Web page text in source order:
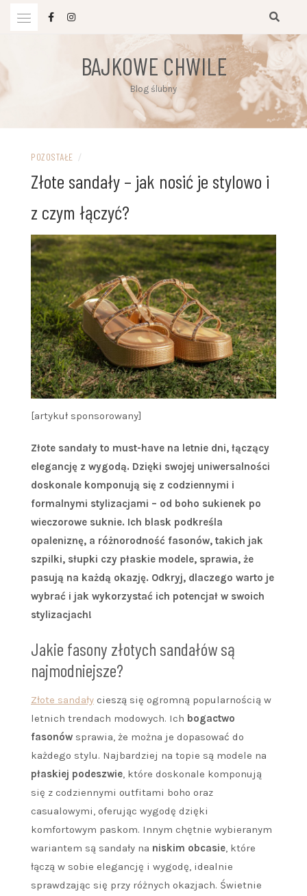
BAJKOWE CHWILE
Blog ślubny
POZOSTAŁE /
Złote sandały – jak nosić je stylowo i
z czym łączyć?
[artykuł sponsorowany]
Złote sandały to must-have na letnie dni, łączący
elegancję z wygodą. Dzięki swojej uniwersalności
doskonale komponują się z codziennymi i
formalnymi stylizacjami – od boho sukienek po
wieczorowe suknie. Ich blask podkreśla
opaleniznę, a różnorodność fasonów, takich jak
szpilki, słupki czy płaskie modele, sprawia, że
pasują na każdą okazję. Odkryj, dlaczego warto je
wybrać i jak wykorzystać ich potencjał w swoich
stylizacjach!
Jakie fasony złotych sandałów są
najmodniejsze?
Złote sandały cieszą się ogromną popularnością w
letnich trendach modowych. Ich bogactwo
fasonów sprawia, że można je dopasować do
każdego stylu. Najbardziej na topie są modele na
płaskiej podeszwie, które doskonale komponują
się z codziennymi outfitami boho oraz
casualowymi, oferując wygodę dzięki
komfortowym paskom. Innym chętnie wybieranym
wariantem są sandały na niskim obcasie, które
łączą w sobie elegancję i wygodę, idealnie
sprawdzając się przy różnych okazjach. Świetnie